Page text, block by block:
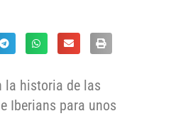
la historia de las
Iberians para unos